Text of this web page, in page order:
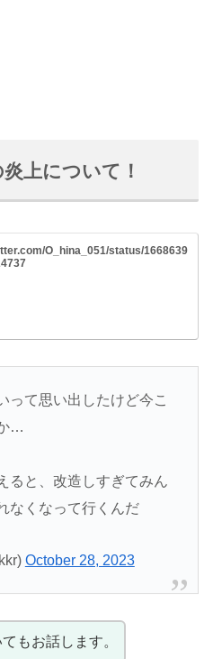
上について！
O_hina_051/status/1668639
って思い出したけど今こ
…
ると、改造しすぎてみん
なくなって行くんだ
October 28, 2023
もお話します。